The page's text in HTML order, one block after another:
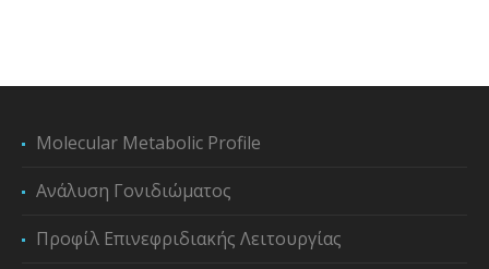
Molecular Metabolic Profile
Ανάλυση Γονιδιώματος
Προφίλ Επινεφριδιακής Λειτουργίας